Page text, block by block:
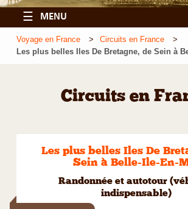
☰ MENU
Voyage en France
Circuits en France
Les plus belles Iles De Bretagne, de Sein à
Circuits en
Les plus belles Iles De
Sein à Belle-Ile-En-
Randonnée et autotour
indispensable)